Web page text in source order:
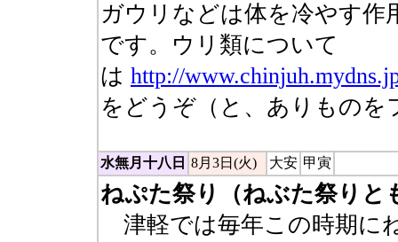
ガウリなどは体を冷やす
です。ウリ類について
は http://
をどうぞ（と、ありもの
水無月十八日 8月3日(火) 大安 甲寅
ねぷた祭り（ねぶた祭りと
津軽では毎年この時期に